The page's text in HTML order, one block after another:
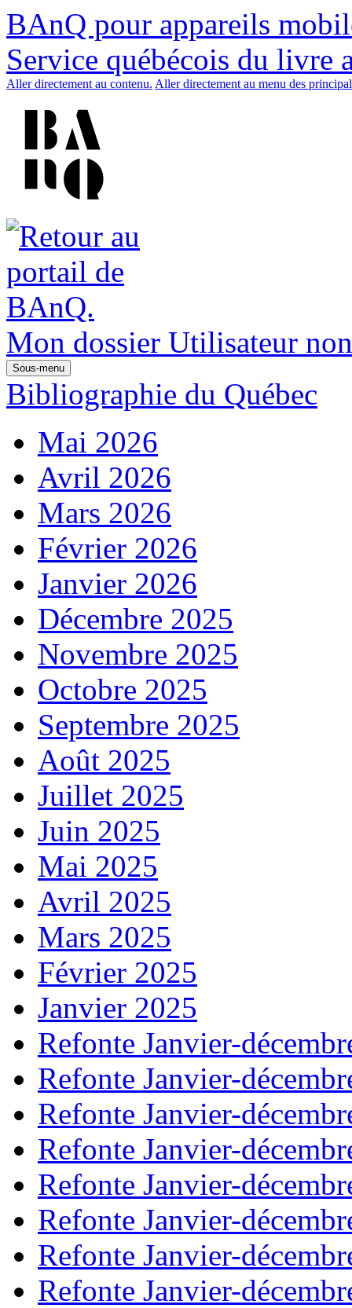
BAnQ pour appareils
Service québécois du livre
Aller directement au contenu. Aller directement au menu des
Mon dossier Utilisateur
Sous-menu
Bibliographie du Québec
Mai 2026
Avril 2026
Mars 2026
Février 2026
Janvier 2026
Décembre 2025
Novembre 2025
Octobre 2025
Septembre 2025
Août 2025
Juillet 2025
Juin 2025
Mai 2025
Avril 2025
Mars 2025
Février 2025
Janvier 2025
Refonte Janvier-
Refonte Janvier-
Refonte Janvier-
Refonte Janvier-
Refonte Janvier-
Refonte Janvier-
Refonte Janvier-
Refonte Janvier-